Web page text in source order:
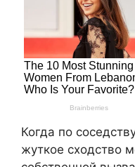
Когда по
жуткое сходство